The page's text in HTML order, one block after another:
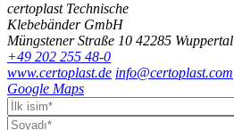
certoplast Technische
Klebebänder GmbH
Müngstener Straße 10 42285 Wuppertal
+49 202 255 48-0
www.certoplast.de info@certoplast.com
Google Maps